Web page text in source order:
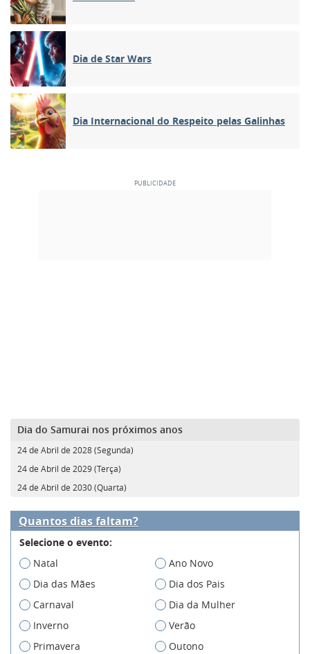
Dia de Star Wars
Dia Internacional do Respeito pelas Galinhas
Dia do Samurai nos próximos anos
24 de Abril de 2028 (Segunda)
24 de Abril de 2029 (Terça)
24 de Abril de 2030 (Quarta)
Quantos dias faltam?
Selecione o evento:
Natal
Ano Novo
Dia das Mães
Dia dos Pais
Carnaval
Dia da Mulher
Inverno
Verão
Primavera
Outono